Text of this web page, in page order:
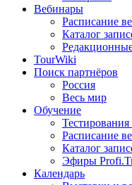
Вебинары
Расписание
Каталог
TourWiki
Поиск партнёров
Россия
Весь мир
Обучение
Расписание
Каталог
Эфиры
Календарь